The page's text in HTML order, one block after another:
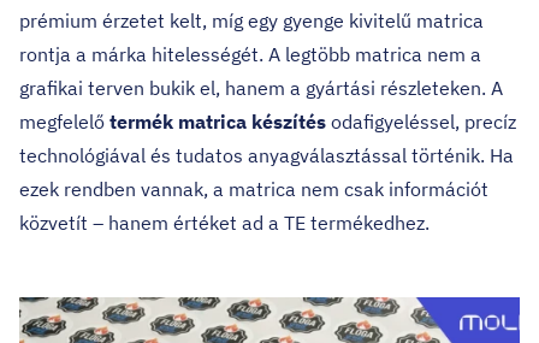
prémium érzetet kelt, míg egy gyenge kivitelű matrica
rontja a márka hitelességét. A legtöbb matrica nem a
grafikai terven bukik el, hanem a gyártási részleteken. A
megfelelő termék matrica készítés odafigyeléssel, precíz
technológiával és tudatos anyagválasztással történik. Ha
ezek rendben vannak, a matrica nem csak információt
közvetít – hanem értéket ad a TE termékedhez.